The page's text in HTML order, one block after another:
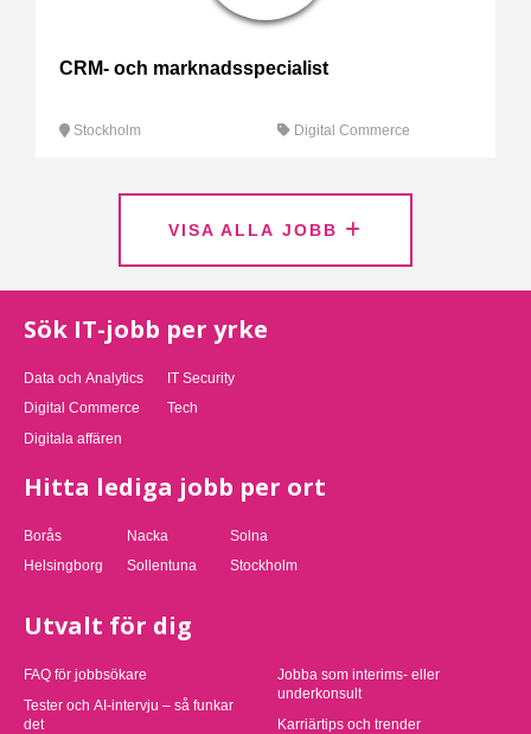
CRM- och marknadsspecialist
Stockholm Digital Commerce
VISA ALLA JOBB
Sök IT-jobb per yrke
Data och Analytics
Digital Commerce
Digitala affären
IT Security
Tech
Hitta lediga jobb per ort
Borås
Helsingborg
Nacka
Sollentuna
Solna
Stockholm
Utvalt för dig
FAQ för jobbsökare
Tester och AI-intervju – så funkar
det
Jobba som interims- eller
underkonsult
Karriärtips och trender